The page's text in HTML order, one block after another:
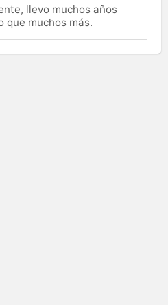
llevo muchos años
que muchos más.